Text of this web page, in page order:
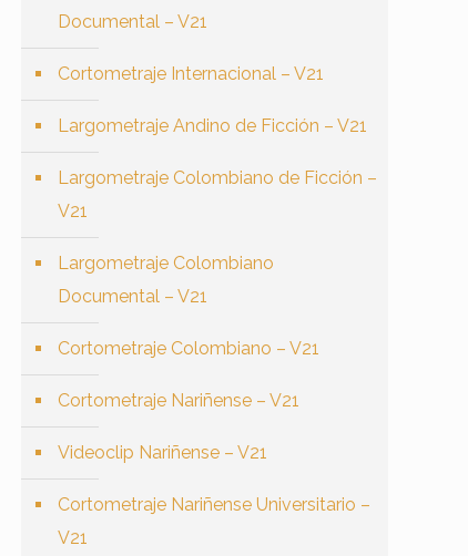
Documental – V21
Cortometraje Internacional – V21
Largometraje Andino de Ficción – V21
Largometraje Colombiano de Ficción –
V21
Largometraje Colombiano
Documental – V21
Cortometraje Colombiano – V21
Cortometraje Nariñense – V21
Videoclip Nariñense – V21
Cortometraje Nariñense Universitario –
V21